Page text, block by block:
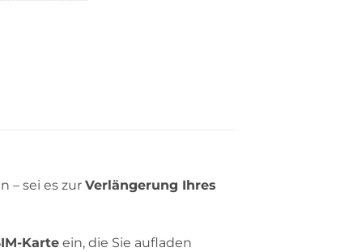
– sei es zur Verlängerung Ihres
Karte ein, die Sie aufladen